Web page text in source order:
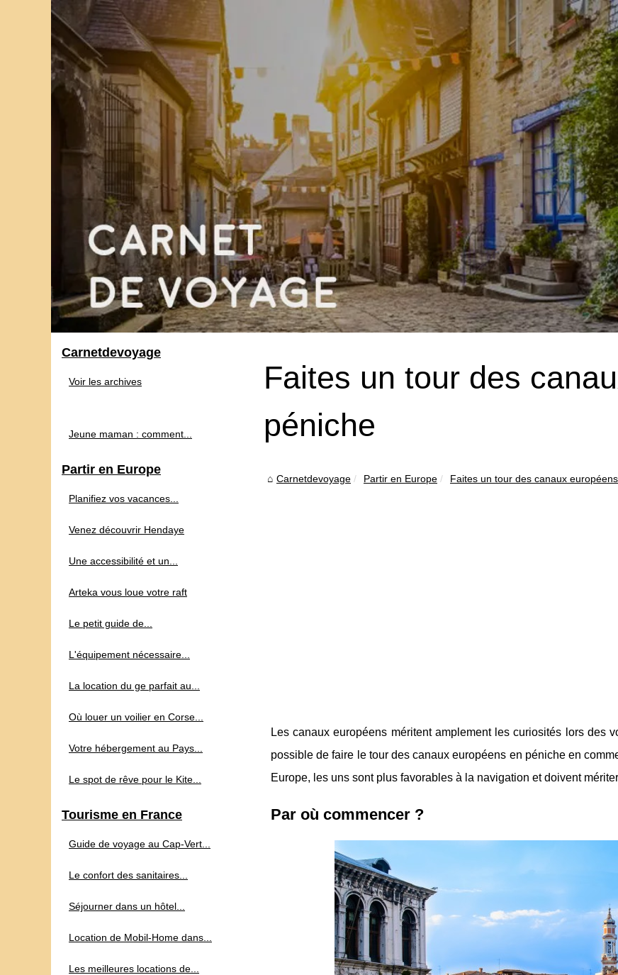
Faites un tour des
péniche
Carnetdevoyage Partir en Europe Faites un tour des canaux
Les canaux européens méritent amplement les curiosités lors des
possible de faire le tour des canaux européens en péniche en
Europe, les uns sont plus favorables à la navigation et doivent
Par où commencer ?
Carnetdevoyage
Voir les archives
Jeune maman : comment...
Partir en Europe
Planifiez vos vacances...
Venez découvrir Hendaye
Une accessibilité et un...
Arteka vous loue votre raft
Le petit guide de...
L'équipement nécessaire...
La location du ge parfait au...
Où louer un voilier en Corse...
Votre hébergement au Pays...
Le spot de rêve pour le Kite...
Tourisme en France
Guide de voyage au Cap‑Vert...
Le confort des sanitaires...
Séjourner dans un hôtel...
Location de Mobil-Home dans...
Les meilleures locations de...